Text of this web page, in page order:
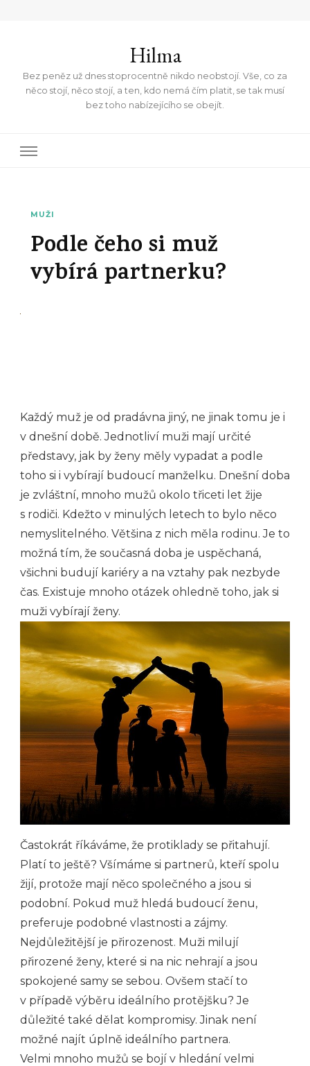
Hilma
Bez peněz už dnes stoprocentně nikdo neobstojí. Vše, co za
něco stojí, něco stojí, a ten, kdo nemá čím platit, se tak musí
bez toho nabízejícího se obejít.
MUŽI
Podle čeho si muž
vybírá partnerku?
Každý muž je od pradávna jiný, ne jinak tomu je i
v dnešní době. Jednotliví muži mají určité
představy, jak by ženy měly vypadat a podle
toho si i vybírají budoucí manželku. Dnešní doba
je zvláštní, mnoho mužů okolo třiceti let žije
s rodiči. Kdežto v minulých letech to bylo něco
nemyslitelného. Většina z nich měla rodinu. Je to
možná tím, že současná doba je uspěchaná,
všichni budují kariéry a na vztahy pak nezbyde
čas. Existuje mnoho otázek ohledně toho, jak si
muži vybírají ženy.
Častokrát říkáváme, že protiklady se přitahují.
Platí to ještě? Všímáme si partnerů, kteří spolu
žijí, protože mají něco společného a jsou si
podobní. Pokud muž hledá budoucí ženu,
preferuje podobné vlastnosti a zájmy.
Nejdůležitější je přirozenost. Muži milují
přirozené ženy, které si na nic nehrají a jsou
spokojené samy se sebou. Ovšem stačí to
v případě výběru ideálního protějšku? Je
důležité také dělat kompromisy. Jinak není
možné najít úplně ideálního partnera.
Velmi mnoho mužů se bojí v hledání velmi